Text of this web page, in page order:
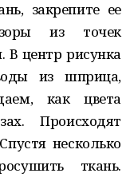
закрепите ее
из точек
В центр рисунка
из шприца,
как цвета
Происходят
несколько
ткань.